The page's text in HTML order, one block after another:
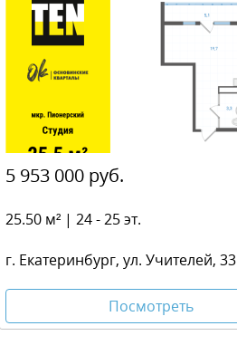
5 953 000 руб.
25.50 м² | 24 - 25 эт.
г. Екатеринбург, ул. Учителей, 33
Посмотреть